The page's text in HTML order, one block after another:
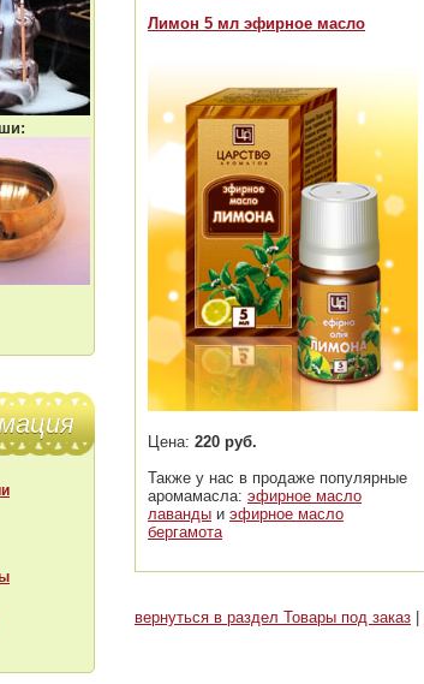
Лимон 5 мл эфирное масло
Цена: 220 руб.
Также у нас в продаже популярные
аромамасла: эфирное масло
лаванды и эфирное масло
бергамота
вернуться в раздел Товары под заказ